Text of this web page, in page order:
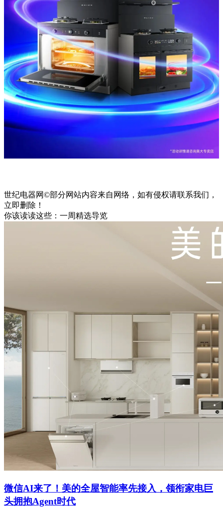
世纪电器网©部分网站内容来自网络，如有侵权请联系我们，
立即删除！
你该读读这些：一周精选导览
微信AI来了！美的全屋智能率先接入，领衔家电巨
头拥抱Agent时代